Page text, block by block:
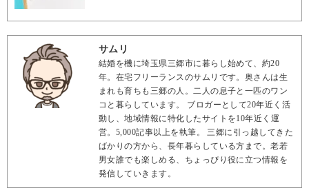
サムリ
結婚を機に埼玉県三郷市に暮らし始めて、約20
年。在宅フリーランスのサムリです。奥さんは生
まれも育ちも三郷の人。二人の息子と一匹のワン
コと暮らしています。 ブロガーとして20年近く活
動し、地域情報に特化したサイトを10年近く運
営。5,000記事以上を執筆。 三郷に引っ越してきた
ばかりの方から、長年暮らしている方まで。老若
男女誰でも楽しめる、ちょっぴり役に立つ情報を
発信していきます。